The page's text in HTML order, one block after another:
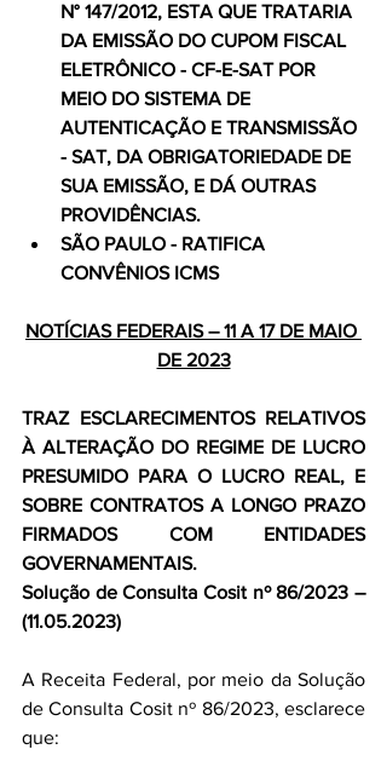
N° 147/2012, ESTA QUE TRATARIA
DA EMISSÃO DO CUPOM FISCAL
ELETRÔNICO - CF-E-SAT POR
MEIO DO SISTEMA DE
AUTENTICAÇÃO E TRANSMISSÃO
- SAT, DA OBRIGATORIEDADE DE
SUA EMISSÃO, E DÁ OUTRAS
PROVIDÊNCIAS.
SÃO PAULO - RATIFICA
CONVÊNIOS ICMS
NOTÍCIAS FEDERAIS – 11 A 17 DE MAIO
DE 2023
TRAZ ESCLARECIMENTOS RELATIVOS
À ALTERAÇÃO DO REGIME DE LUCRO
PRESUMIDO PARA O LUCRO REAL, E
SOBRE CONTRATOS A LONGO PRAZO
FIRMADOS COM ENTIDADES
GOVERNAMENTAIS.
Solução de Consulta Cosit nº 86/2023 –
(11.05.2023)
A Receita Federal, por meio da Solução
de Consulta Cosit nº 86/2023, esclarece
que: